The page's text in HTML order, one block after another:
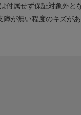
属せず保証対象外と
が無い程度のキズが